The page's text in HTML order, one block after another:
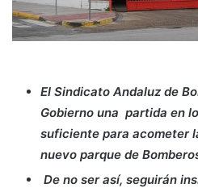
El Sindicato Andaluz de
Gobierno una partida en
suficiente para acometer
nuevo parque de
De no ser así, seguirán